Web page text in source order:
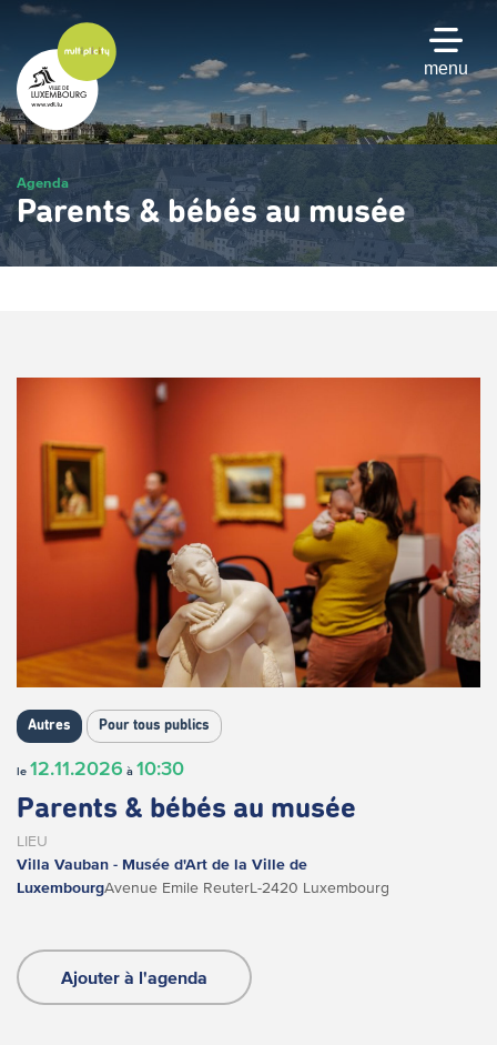
Passer
contenu
principal
menu
Agenda
Parents & bébés au musée
Autres Pour tous publics
le 12.11.2026 à 10:30
Parents & bébés au musée
LIEU
Villa Vauban - Musée d'Art de la Ville de
LuxembourgAvenue Emile ReuterL-2420 Luxembourg
Ajouter à l'agenda